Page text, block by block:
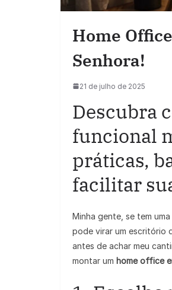
Home
Senhora!
21 de julho de 2025
Descubra
funcional
práticas,
facilitar
Minha gente, se tem
pode virar um escritório
antes de achar meu
montar um home office